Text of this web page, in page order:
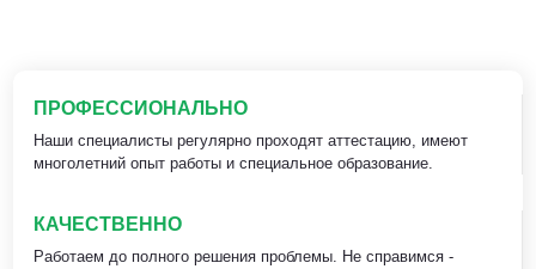
ПРОФЕССИОНАЛЬНО
Наши специалисты регулярно проходят аттестацию, имеют
многолетний опыт работы и специальное образование.
КАЧЕСТВЕННО
Работаем до полного решения проблемы. Не справимся -